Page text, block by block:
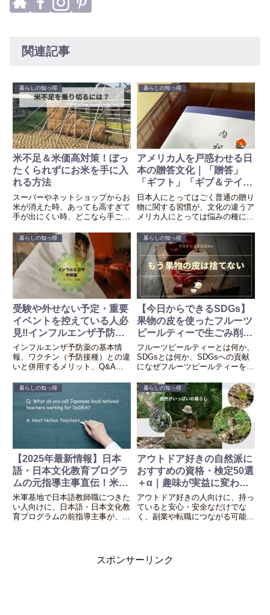
関連記事
暮らしの知っ得
米不足＆米価高対策！ぼっ
たくられずにお米を手に入
れる方法
スーパーやネットショップからお
米が消えた時、あっても高すぎて
手が出にくい時、どこなら手ごろ
ます。
暮らしの知っ得
アメリカ人を戸惑わせる日
本の贈答文化｜「贈答」
「ギフト」「ギブ＆テイ
ク」の違い
日本人にとってはごく普通の贈り
物に関する習慣が、文化の違うア
メリカ人にとっては悩みの種にな
暮らしの知っ得
受験や外せない予定・重要
イベントを控えている人必
見‼インフルエンザ予防薬
をプラスして感染予防強
化！
インフルエンザ予防薬の基本情
報、ワクチン（予防接種）との違
いと併用するメリット、Q&A、
診療のメリット・デメリット、お
すすめのフィットクリニックにつ
いて紹介します。
暮らしの知っ得
【今日からできるSDGs】
果物の皮を使ったフルーツ
ピールティーで生ごみ削減
＆健康増進！使える身近な
果物は？
フルーツピールティーとは何か、
SDGsとは何か、SDGsへの貢献
になぜフルーツピールティーを勧
ティーに使える身近な果物と、そ
れぞれの成分や期待できる健康効
果について紹介します。
暮らしの知っ得
【2025年最新情報】日本
語・日本文化教育プログラ
ムの元指導主事直伝！米軍
基地内の学校で日本語を教
えるのに必要な資格・条件
とは？
米軍基地で日本語教師職につきた
い人向けに、日本語・日本文化教
育プログラムの前指導主事が、基
暮らしの知っ得
アウトドア好きの自然派に
おすすめの資格・検定50選
＋α｜趣味が実益に変わる
かも⁉（山野編）
アウトドア好きの人向けに、持っ
ていると安心・安全なだけでな
く、副業や転職につながる可能性
まとめました。
スポンサーリンク